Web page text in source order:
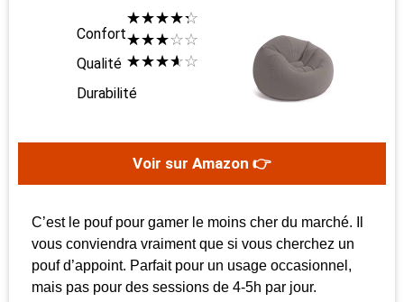
Confort
Qualité
Durabilité
☆☆☆☆☆
☆☆☆☆☆
☆☆☆☆☆
Voir sur Amazon 👉
C’est le pouf pour gamer le moins cher du marché. Il
vous conviendra vraiment que si vous cherchez un
pouf d’appoint. Parfait pour un usage occasionnel,
mais pas pour des sessions de 4-5h par jour.